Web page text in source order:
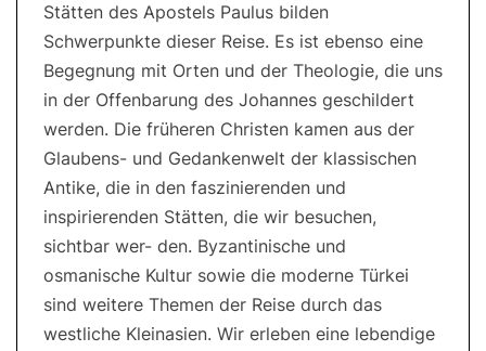
Stätten des Apostels Paulus bilden
Schwerpunkte dieser Reise. Es ist ebenso eine
Begegnung mit Orten und der Theologie, die uns
in der Offenbarung des Johannes geschildert
werden. Die früheren Christen kamen aus der
Glaubens- und Gedankenwelt der klassischen
Antike, die in den faszinierenden und
inspirierenden Stätten, die wir besuchen,
sichtbar wer- den. Byzantinische und
osmanische Kultur sowie die moderne Türkei
sind weitere Themen der Reise durch das
westliche Kleinasien. Wir erleben eine lebendige